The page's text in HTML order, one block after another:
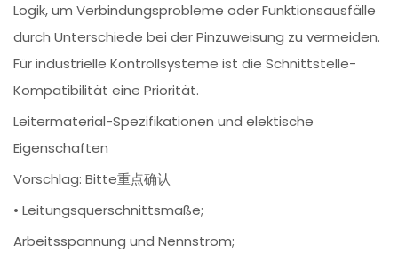
Logik, um Verbindungsprobleme oder Funktionsausfälle
durch Unterschiede bei der Pinzuweisung zu vermeiden.
Für industrielle Kontrollsysteme ist die Schnittstelle-
Kompatibilität eine Priorität.
Leitermaterial-Spezifikationen und elektische
Eigenschaften
Vorschlag: Bitte重点确认
• Leitungsquerschnittsmaße;
Arbeitsspannung und Nennstrom;